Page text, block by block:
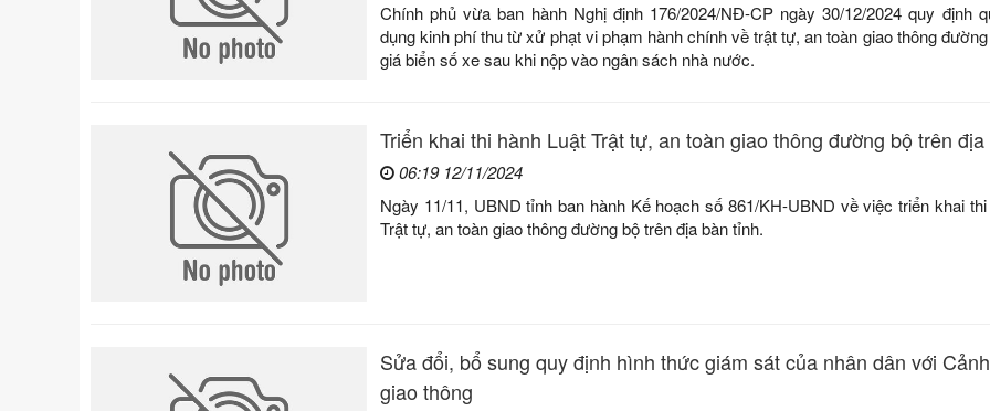
Chính phủ vừa ban hành Nghị định 176/2024/NĐ-CP ngày 30/12/2024 quy định
dụng kinh phí thu từ xử phạt vi phạm hành chính về trật tự, an toàn giao thông
giá biển số xe sau khi nộp vào ngân sách nhà nước.
Triển khai thi hành Luật Trật tự, an toàn giao thông đường bộ trên
06:19 12/11/2024
Ngày 11/11, UBND tỉnh ban hành Kế hoạch số 861/KH-UBND về việc triển khai
Trật tự, an toàn giao thông đường bộ trên địa bàn tỉnh.
Sửa đổi, bổ sung quy định hình thức giám sát của nhân dân với
giao thông